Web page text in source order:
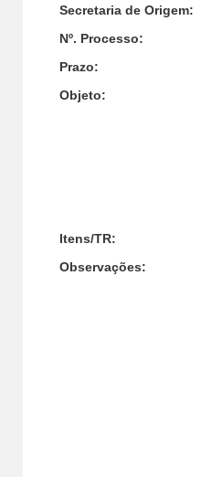
Secretaria de Origem:
Nº. Processo:
Prazo:
Objeto:
Itens/TR:
Observações: